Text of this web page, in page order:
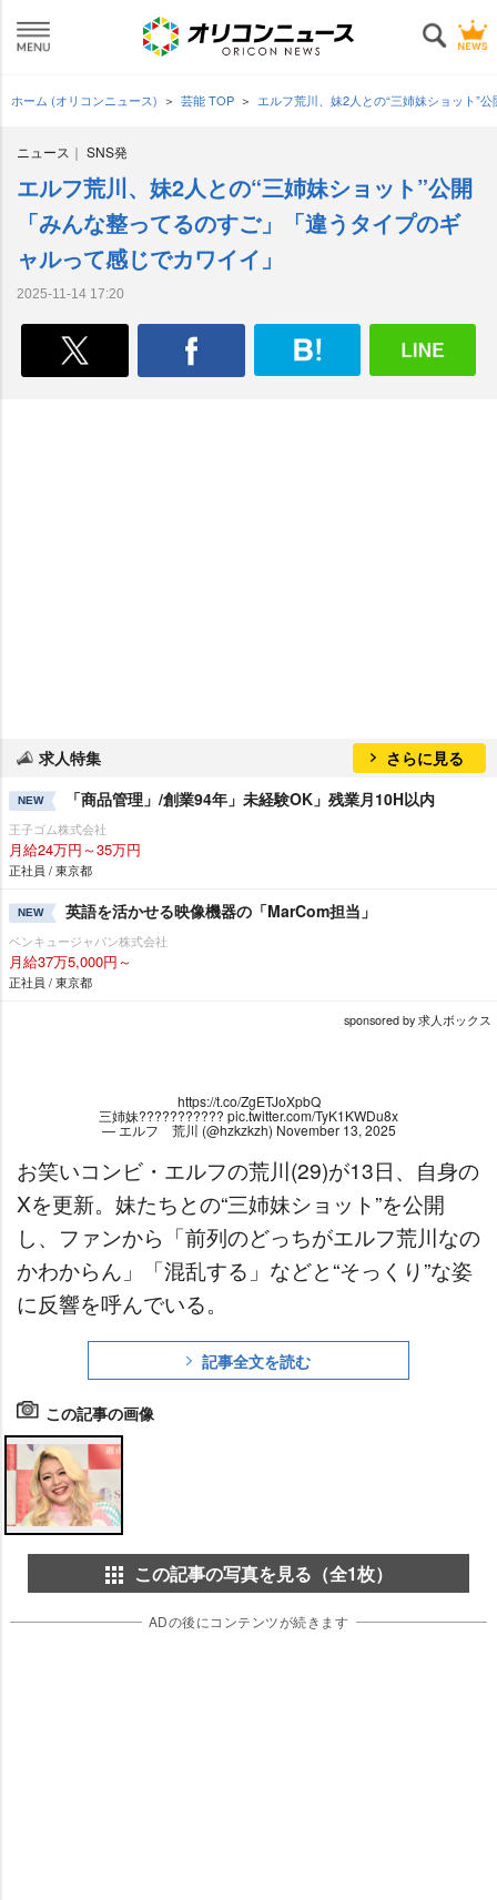
ホーム (オリコンニュース) 芸能 TOP エルフ荒川、妹2人との“三姉妹ショット”
ニュース SNS発
エルフ荒川、妹2人との“三姉妹ショット”公開
「みんな整ってるのすご」「違うタイプのギ
ャルって感じでカワイイ」
2025-11-14 17:20
求人特集 さらに見る
NEW 「商品管理」/創業94年」未経験OK」残業月10H以内
王子ゴム株式会社
月給24万円～35万円
正社員 / 東京都
NEW 英語を活かせる映像機器の「MarCom担当」
ベンキュージャパン株式会社
月給37万5,000円～
正社員 / 東京都
sponsored by 求人ボックス
https://t.co/ZgETJoXpbQ
三姉妹??????????? pic.twitter.com/TyK1KWDu8x
— エルフ 荒川 (@hzkzkzh) November 13, 2025
お笑いコンビ・エルフの荒川(29)が13日、自身の
Xを更新。妹たちとの“三姉妹ショット”を公開
し、ファンから「前列のどっちがエルフ荒川なの
かわからん」「混乱する」などと“そっくり”な姿
に反響を呼んでいる。
記事全文を読む
この記事の画像
この記事の写真を見る（全1枚）
ADの後にコンテンツが続きます